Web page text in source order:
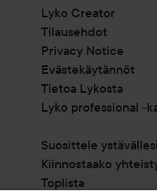
Lyko Creator
Tilausehdot
Privacy Notice
Evästekäytännöt
Tietoa Lykosta
Lyko professional -
Suosittele ystävällesi
Kiinnostaako
Toplista